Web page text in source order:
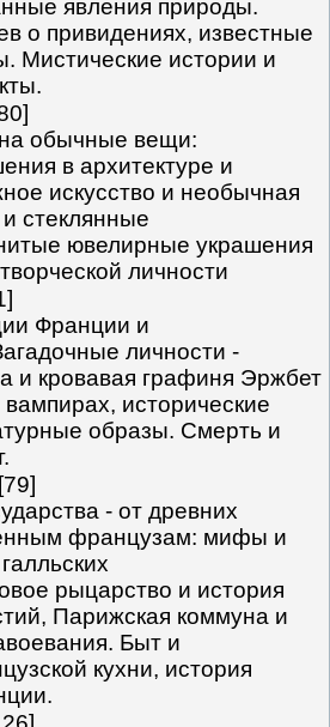
явления природы.
о привидениях, известные
Мистические истории и
обычные вещи:
в архитектуре и
искусство и необычная
стеклянные
ювелирные украшения
личности
Франции и
личности -
и кровавая графиня Эржбет
исторические
образы. Смерть и
[79]
- от древних
французам: мифы и
рыцарство и история
Парижская коммуна и
Быт и
кухни, история